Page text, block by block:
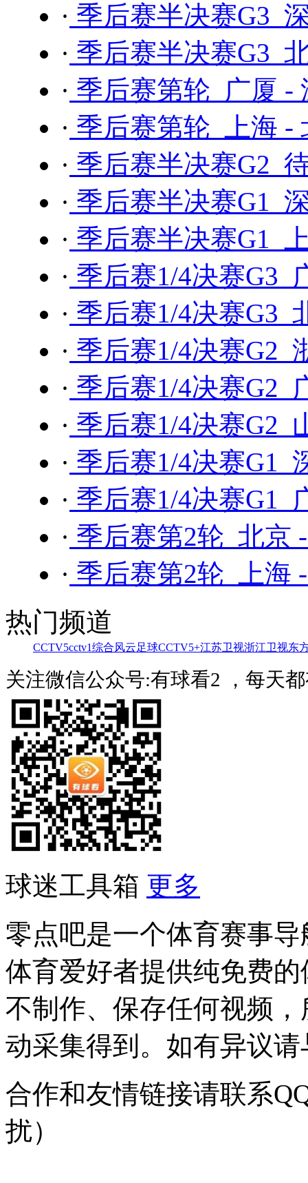
· 季后赛半决赛G3
· 季后赛半决赛G3
· 季后赛第轮 广厦 -
· 季后赛第轮 上海 -
· 季后赛半决赛G2
· 季后赛半决赛G1
· 季后赛半决赛G1
· 季后赛1/4决赛G3
· 季后赛1/4决赛G3
· 季后赛1/4决赛G2
· 季后赛1/4决赛G2
· 季后赛1/4决赛G2
· 季后赛1/4决赛G1
· 季后赛1/4决赛G1
· 季后赛第2轮 北京
· 季后赛第2轮 上海
热门频道
CCTV5cctv1综合风云足球CCTV5+江苏卫视浙江卫视东
关注微信公众号:有球看2 ，每天
球迷工具箱 更多
零点吧是一个体育赛事
体育爱好者提供纯免费
不制作、保存任何视频
动采集得到。如有异议
合作和友情链接请联系
扰）